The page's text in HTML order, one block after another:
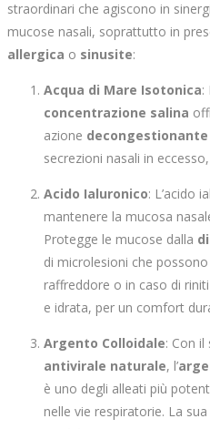
straordinari che agiscono in
mucose nasali, soprattutto in
allergica o sinusite:
Acqua di Mare Isotonica:
concentrazione salina
azione decongestionante
secrezioni nasali in
Acido Ialuronico: L’acido
mantenere la mucosa
Protegge le mucose dalla
di microlesioni che
raffreddore o in caso di
e idrata, per un comfort
Argento Colloidale: Con
antivirale naturale, l’
è uno degli alleati più
nelle vie respiratorie. La sua